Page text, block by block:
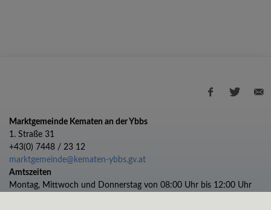
Marktgemeinde Kematen an der Ybbs
1. Straße 31
+43(0) 7448 / 23 12
marktgemeinde@kematen-ybbs.gv.at
Amtszeiten
Montag, Mittwoch und Donnerstag von 08:00 Uhr bis 12:00 Uhr